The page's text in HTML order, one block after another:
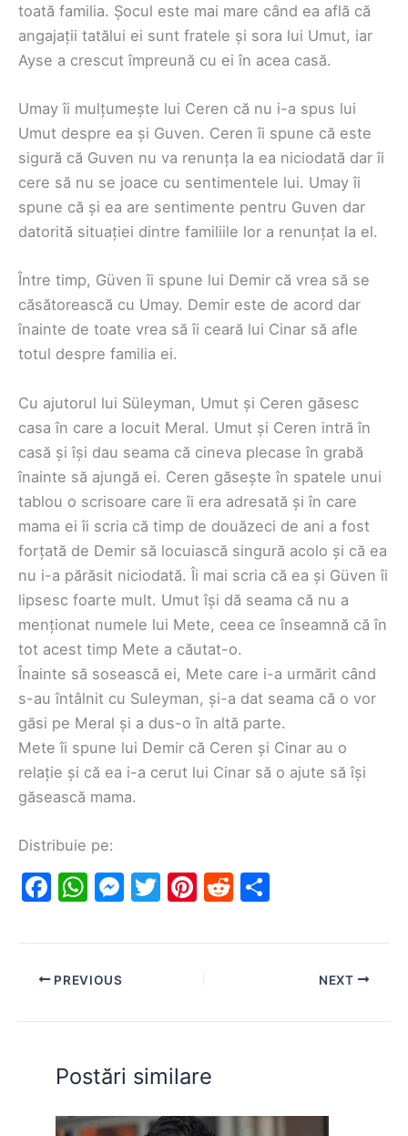
toată familia. Șocul este mai mare când ea află că
angajații tatălui ei sunt fratele și sora lui Umut, iar
Ayse a crescut împreună cu ei în acea casă.
Umay îi mulțumește lui Ceren că nu i-a spus lui
Umut despre ea și Guven. Ceren îi spune că este
sigură că Guven nu va renunța la ea niciodată dar îi
cere să nu se joace cu sentimentele lui. Umay îi
spune că și ea are sentimente pentru Guven dar
datorită situației dintre familiile lor a renunțat la el.
Între timp, Güven îi spune lui Demir că vrea să se
căsătorească cu Umay. Demir este de acord dar
înainte de toate vrea să îi ceară lui Cinar să afle
totul despre familia ei.
Cu ajutorul lui Süleyman, Umut și Ceren găsesc
casa în care a locuit Meral. Umut și Ceren intră în
casă și își dau seama că cineva plecase în grabă
înainte să ajungă ei. Ceren găsește în spatele unui
tablou o scrisoare care îi era adresată și în care
mama ei îi scria că timp de douăzeci de ani a fost
forțată de Demir să locuiască singură acolo și că ea
nu i-a părăsit niciodată. Îi mai scria că ea și Güven îi
lipsesc foarte mult. Umut își dă seama că nu a
menționat numele lui Mete, ceea ce înseamnă că în
tot acest timp Mete a căutat-o.
Înainte să sosească ei, Mete care i-a urmărit când
s-au întâlnit cu Suleyman, și-a dat seama că o vor
găsi pe Meral și a dus-o în altă parte.
Mete îi spune lui Demir că Ceren și Cinar au o
relație și că ea i-a cerut lui Cinar să o ajute să își
găsească mama.
Distribuie pe:
F
c
e
o
o
k
W
at
s
p
p
M
s
n
g
er
T
itt
Pi
er
e
R
d ar
PREVIOUS NEXT
Postări similare